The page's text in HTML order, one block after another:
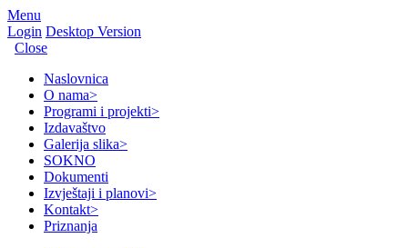
Menu
Login Desktop Version
Close
Naslovnica
O nama>
Programi i projekti>
Izdavaštvo
Galerija slika>
SOKNO
Dokumenti
Izvještaji i planovi>
Kontakt>
Priznanja